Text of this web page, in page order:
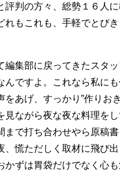
評判の方々、総勢１６人に
れもこれも、手軽でとび
編集部に戻ってきたスタ
んですよ。これなら私に
をあげ、すっかり”作りお
見ながら夜な夜な料理を
まで打ち合わせやら原稿
、慌ただしく取材に飛び出
かずは胃袋だけでなく心も